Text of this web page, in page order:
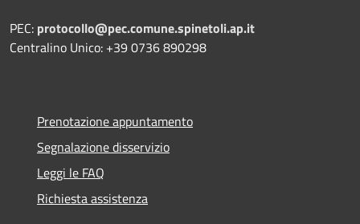
PEC: protocollo@pec.comune.spinetoli.ap.it
Centralino Unico: +39 0736 890298
Prenotazione appuntamento
Segnalazione disservizio
Leggi le FAQ
Richiesta assistenza